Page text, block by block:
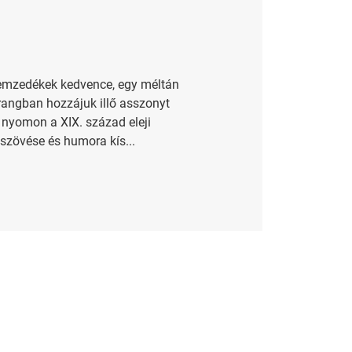
kedvence, egy méltán
hozzájuk illő asszonyt
a XIX. század eleji
és humora kís...